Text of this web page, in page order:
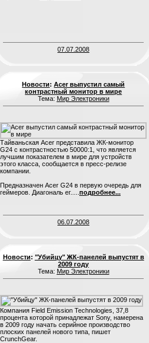
07.07.2008
Новости:Acer выпустил самый
контрастный монитор в мире
Тема: Мир Электроники
Тайваньская Acer представила ЖК-монитор
G24 с контрастностью 50000:1, что является
лучшим показателем в мире для устройств
этого класса, сообщается в пресс-релизе
компании.
Предназначен Acer G24 в первую очередь для
геймеров. Диагональ ег..... подробнее...
06.07.2008
Новости: "Убийцу" ЖК-панелей выпустят в
2009 году
Тема: Мир Электроники
Компания Field Emission Technologies, 37,8
процента которой принадлежат Sony, намерена
в 2009 году начать серийное производство
плоских панелей нового типа, пишет
CrunchGear.